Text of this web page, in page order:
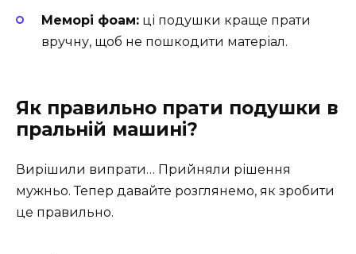
Меморі фоам: ці подушки краще прати
вручну, щоб не пошкодити матеріал.
Як правильно прати подушки в
пральній машині?
Вирішили випрати… Прийняли рішення
мужньо. Тепер давайте розглянемо, як зробити
це правильно.